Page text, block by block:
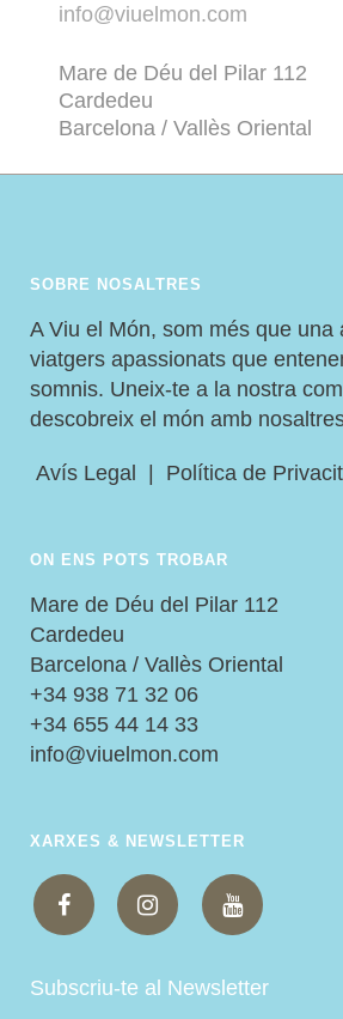
info@viuelmon.com
Mare de Déu del Pilar 112
Cardedeu
Barcelona / Vallès Oriental
SOBRE NOSALTRES
A Viu el Món, som més que una
viatgers apassionats que
somnis. Uneix-te a la nostra
descobreix el món amb
Avís Legal | Política de
ON ENS POTS TROBAR
Mare de Déu del Pilar 112
Cardedeu
Barcelona / Vallès Oriental
+34 938 71 32 06
+34 655 44 14 33
info@viuelmon.com
XARXES & NEWSLETTER
Subscriu-te al Newsletter